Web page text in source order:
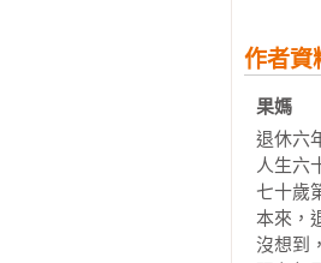
杭州：
‣ 心法
‣ 帶長
第3章
嚴格審
住宿處
作者資
果媽
退休六
人生六
七十歲
本來，
沒想到